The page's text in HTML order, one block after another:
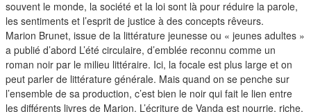
souvent le monde, la société et la loi sont là pour réduire la parole,
les sentiments et l’esprit de justice à des concepts rêveurs.
Marion Brunet, issue de la littérature jeunesse ou « jeunes adultes »
a publié d’abord L’été circulaire, d’emblée reconnu comme un
roman noir par le milieu littéraire. Ici, la focale est plus large et on
peut parler de littérature générale. Mais quand on se penche sur
l’ensemble de sa production, c’est bien le noir qui fait le lien entre
les différents livres de Marion. L’écriture de Vanda est nourrie, riche,